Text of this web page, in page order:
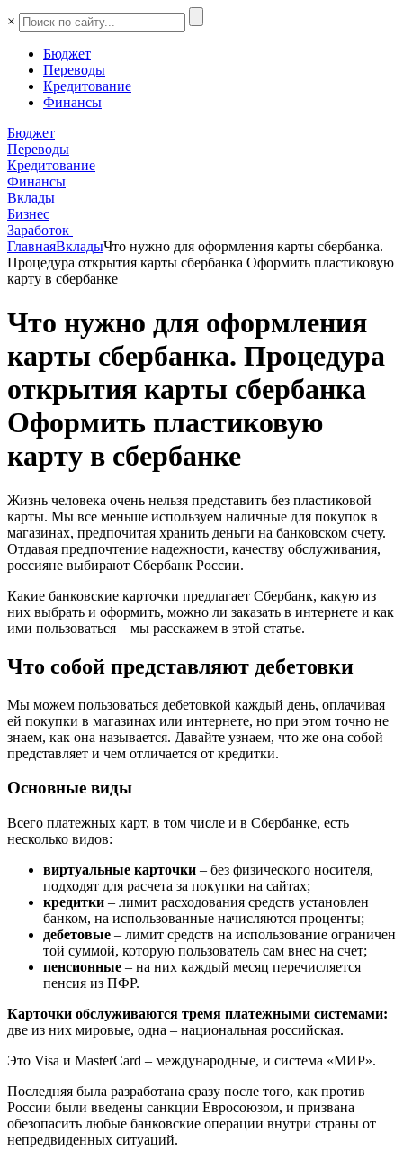
×
Бюджет
Переводы
Кредитование
Финансы
Бюджет
Переводы
Кредитование
Финансы
Вклады
Бизнес
Заработок
ГлавнаяВкладыЧто нужно для оформления карты сбербанка.
Процедура открытия карты сбербанка Оформить пластиковую
карту в сбербанке
Что нужно для оформления
карты сбербанка. Процедура
открытия карты сбербанка
Оформить пластиковую
карту в сбербанке
Жизнь человека очень нельзя представить без пластиковой
карты. Мы все меньше используем наличные для покупок в
магазинах, предпочитая хранить деньги на банковском счету.
Отдавая предпочтение надежности, качеству обслуживания,
россияне выбирают Сбербанк России.
Какие банковские карточки предлагает Сбербанк, какую из
них выбрать и оформить, можно ли заказать в интернете и как
ими пользоваться – мы расскажем в этой статье.
Что собой представляют дебетовки
Мы можем пользоваться дебетовкой каждый день, оплачивая
ей покупки в магазинах или интернете, но при этом точно не
знаем, как она называется. Давайте узнаем, что же она собой
представляет и чем отличается от кредитки.
Основные виды
Всего платежных карт, в том числе и в Сбербанке, есть
несколько видов:
виртуальные карточки – без физического носителя,
подходят для расчета за покупки на сайтах;
кредитки – лимит расходования средств установлен
банком, на использованные начисляются проценты;
дебетовые – лимит средств на использование ограничен
той суммой, которую пользователь сам внес на счет;
пенсионные – на них каждый месяц перечисляется
пенсия из ПФР.
Карточки обслуживаются тремя платежными системами:
две из них мировые, одна – национальная российская.
Это Visa и MasterCard – международные, и система «МИР».
Последняя была разработана сразу после того, как против
России были введены санкции Евросоюзом, и призвана
обезопасить любые банковские операции внутри страны от
непредвиденных ситуаций.